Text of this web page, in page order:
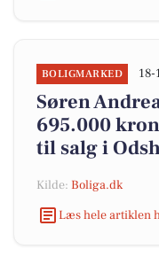
BOLIGMARKED
Søren
695.000
til salg i
Kilde: Boliga.dk
Læs hele artiklen